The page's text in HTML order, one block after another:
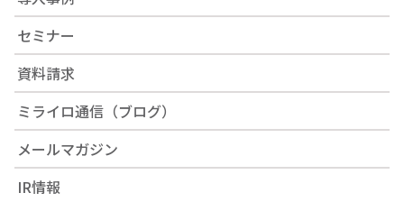
セミナー
資料請求
ミライロ通信（ブログ）
メールマガジン
IR情報